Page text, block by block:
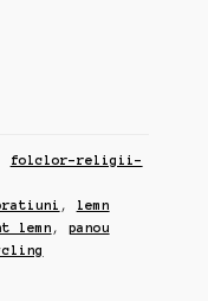
folclor-religii-
,
lemn
lemn , panou